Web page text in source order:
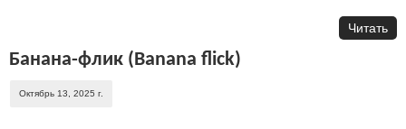
Читать
Банана-флик (Banana flick)
Октябрь 13, 2025 г.